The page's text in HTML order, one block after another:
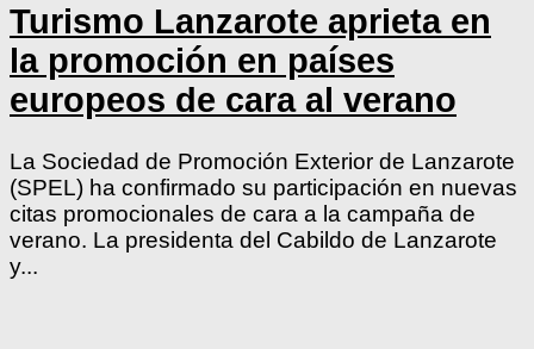
Turismo Lanzarote aprieta en
la promoción en países
europeos de cara al verano
La Sociedad de Promoción Exterior de Lanzarote
(SPEL) ha confirmado su participación en nuevas
citas promocionales de cara a la campaña de
verano. La presidenta del Cabildo de Lanzarote
y...